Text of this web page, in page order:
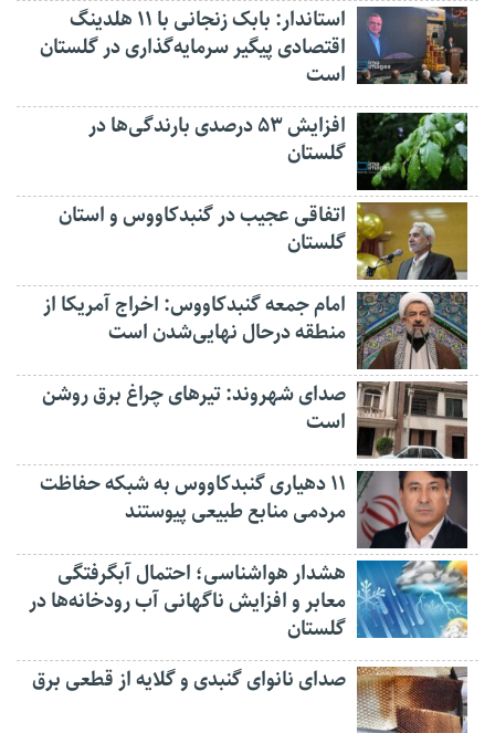
استاندار: بابک زنجانی با ۱۱ هلدینگ
اقتصادی پیگیر سرمایه‌گذاری در گلستان
است
افزایش ۵۳ درصدی بارندگی‌ها در
گلستان
اتفاقی عجیب در‌ گنبدکاووس و استان
گلستان
امام جمعه گنبدکاووس: اخراج آمریکا از
منطقه درحال نهایی‌شدن است
صدای شهروند: تیرهای چراغ برق روشن
است
۱۱ دهیاری گنبدکاووس به شبکه حفاظت
مردمی منابع طبیعی پیوستند
هشدار هواشناسی؛ احتمال آبگرفتگی
معابر و افزایش ناگهانی آب رودخانه‌ها در
گلستان
صدای نانوای گنبدی و گلایه از قطعی برق